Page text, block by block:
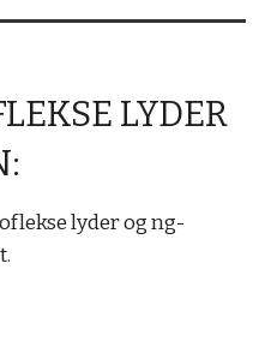
LYDER
lyder og ng-